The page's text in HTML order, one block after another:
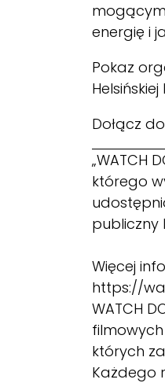
energię i
Pokaz
Dołącz
„WATCH
którego
publiczny
Więcej
https://
WATCH
których
Każdego